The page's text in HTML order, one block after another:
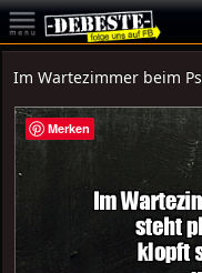
Im Wartezimmer beim
Merken